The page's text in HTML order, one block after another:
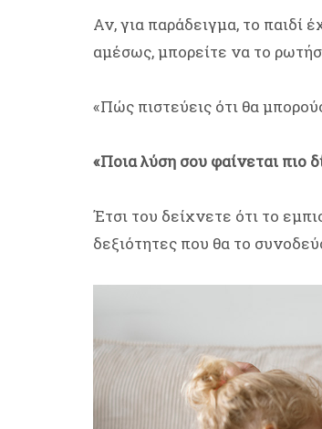
Αν, για παράδειγμα, το παιδί
αμέσως, μπορείτε να το
«Πώς πιστεύεις ότι θα
«Ποια λύση σου φαίνεται πιο
Έτσι του δείχνετε ότι το
δεξιότητες που θα το